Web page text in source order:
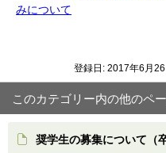
みについて
登録日: 2017年6月26
このカテゴリー内の他のペ
奨学生の募集について（